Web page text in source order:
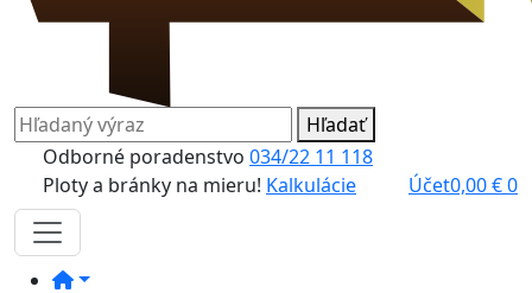
Hľadať
Odborné poradenstvo 034/22 11 118
Ploty a bránky na mieru! Kalkulácie Účet0,00€0